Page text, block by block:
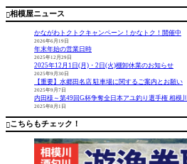
相模屋ニュース
かながわトクトクキャンペーン！かなトク！開催中
2026年6月19日
年末年始の営業日時
2025年12月29日
2025年12月1日(月)・2日(火)棚卸休業のお知らせ
2025年9月30日
【重要】水郷田名店 駐車場に関するご案内とお願い
2025年9月7日
内田様～第49回G杯争奪全日本アユ釣り選手権 相模
2025年8月1日
こちらもチェック！
場！
ーナー担
ワカサギ
模様が掲
ます🎵 ぜ
ひご購読